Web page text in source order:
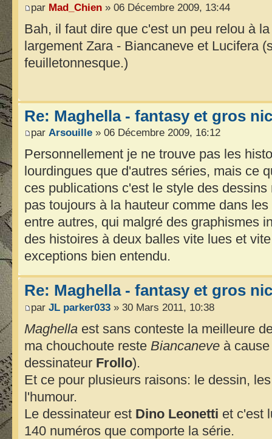
par Mad_Chien » 06 Décembre 2009, 13:44
Bah, il faut dire que c'est un peu relou à
largement Zara - Biancaneve et Lucifera
feuilletonnesque.)
Re: Maghella - fantasy et gros
par Arsouille » 06 Décembre 2009, 16:12
Personnellement je ne trouve pas les
lourdingues que d'autres séries, mais ce
ces publications c'est le style des
pas toujours à la hauteur comme dans
entre autres, qui malgré des graphismes
des histoires à deux balles vite lues et
exceptions bien entendu.
Re: Maghella - fantasy et gros
par JL parker033 » 30 Mars 2011, 10:38
Maghella est sans conteste la meilleure
ma chouchoute reste Biancaneve à
dessinateur Frollo).
Et ce pour plusieurs raisons: le dessin,
l'humour.
Le dessinateur est Dino Leonetti et c'est
140 numéros que comporte la série.